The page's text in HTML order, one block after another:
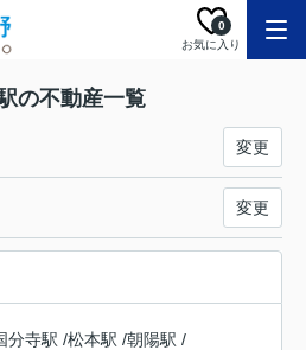
お気に入り
0
の不動産一覧
変更
変更
分寺駅 /松本駅 /朝陽駅 /